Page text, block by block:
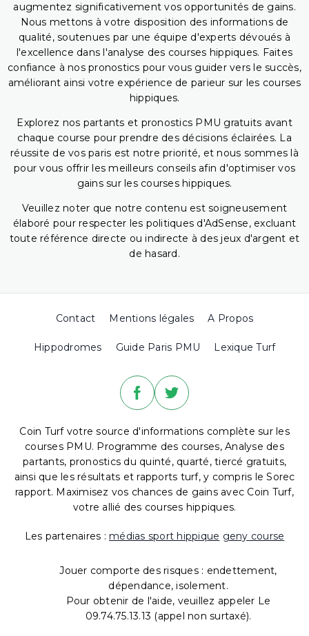
augmentez significativement vos opportunités de gains.
Nous mettons à votre disposition des informations de
qualité, soutenues par une équipe d'experts dévoués à
l'excellence dans l'analyse des courses hippiques. Faites
confiance à nos pronostics pour vous guider vers le succès,
améliorant ainsi votre expérience de parieur sur les courses
hippiques.
Explorez nos partants et pronostics PMU gratuits avant
chaque course pour prendre des décisions éclairées. La
réussite de vos paris est notre priorité, et nous sommes là
pour vous offrir les meilleurs conseils afin d'optimiser vos
gains sur les courses hippiques.
Veuillez noter que notre contenu est soigneusement
élaboré pour respecter les politiques d'AdSense, excluant
toute référence directe ou indirecte à des jeux d'argent et
de hasard.
Contact Mentions légales A Propos
Hippodromes Guide Paris PMU Lexique Turf
Coin Turf votre source d'informations complète sur les
courses PMU. Programme des courses, Analyse des
partants, pronostics du quinté, quarté, tiercé gratuits,
ainsi que les résultats et rapports turf, y compris le Sorec
rapport. Maximisez vos chances de gains avec Coin Turf,
votre allié des courses hippiques.
Les partenaires : médias sport hippique geny course
Jouer comporte des risques : endettement,
dépendance, isolement.
Pour obtenir de l'aide, veuillez appeler Le
09.74.75.13.13 (appel non surtaxé).